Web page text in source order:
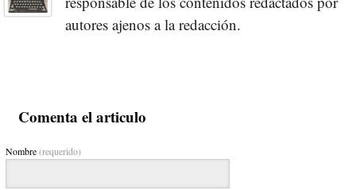
autores ajenos a la redacción.
Comenta el articulo
Nombre(requerido)